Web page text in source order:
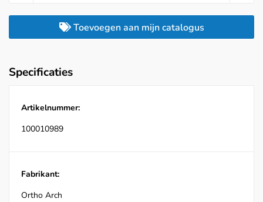
Toevoegen aan mijn catalogus
Specificaties
Artikelnummer:
100010989
Fabrikant:
Ortho Arch